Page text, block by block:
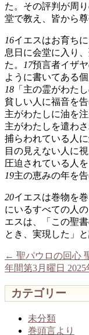
た。その評判が周
堂で教え、皆から尊
16イエスはお育ち
息日に会堂に入り
た。
17預言者イザ
ように書いてある
18 「主の霊がわた
貧しい人に福音を
主がわたしに油を
主がわたしを遣わさ
捕らわれている人に
目の見えない人に
圧迫されている人を
19主の恵みの年を
20イエスは巻物を
にいるすべての人
エスは、「この聖
とき、実現した」
← 聖パウロの回心
年間第3月曜日 2025
カテゴリー
未分類
巻頭言より